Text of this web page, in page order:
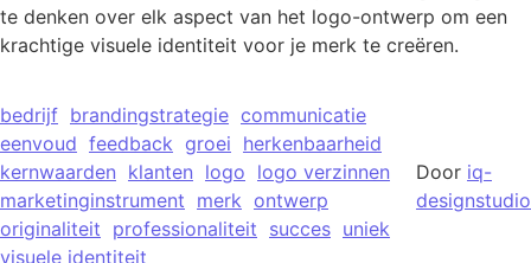
te denken over elk aspect van het logo-ontwerp om een
krachtige visuele identiteit voor je merk te creëren.
bedrijf brandingstrategie communicatie
eenvoud feedback groei herkenbaarheid
kernwaarden klanten logo logo verzinnen
marketinginstrument merk ontwerp
originaliteit professionaliteit succes uniek
visuele identiteit
Door iq-
designstudio